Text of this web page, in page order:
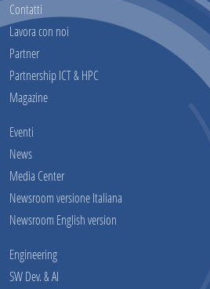
Contatti
Lavora con noi
Partner
Partnership ICT & HPC
Magazine
Eventi
News
Media Center
Newsroom versione Italiana
Newsroom English version
Engineering
SW Dev. & AI